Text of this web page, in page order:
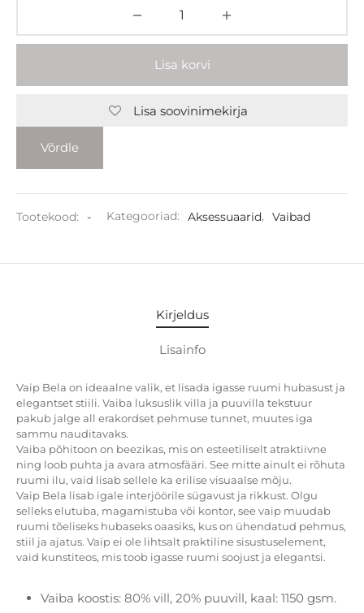
Lisa korvi
Lisa soovinimekirja
Võrdle
Tootekood: - Kategooriad: Aksessuaarid, Vaibad
Kirjeldus
Lisainfo
Vaip Bela on ideaalne valik, et lisada igasse ruumi hubasust ja
elegantset stiili. Vaiba luksuslik villa ja puuvilla tekstuur
pakub jalge all erakordset pehmuse tunnet, muutes iga
sammu nauditavaks.
Vaiba põhitoon on beezikas, mis on esteetiliselt atraktiivne
ning loob puhta ja avara atmosfääri. See mitte ainult ei rõhuta
ruumi ilu, vaid lisab sellele ka erilise visuaalse mõju.
Vaip Bela lisab igale interjöörile sügavust ja rikkust. Olgu
selleks elutuba, magamistuba või kontor, see vaip muudab
ruumi tõeliseks hubaseks oaasiks, kus on ühendatud pehmus,
stiil ja ajatus. Vaip ei ole lihtsalt praktiline sisustuselement,
vaid kunstiteos, mis toob igasse ruumi soojust ja elegantsi.
Vaiba koostis: 80% vill, 20% puuvill, kaal: 1150 gsm.